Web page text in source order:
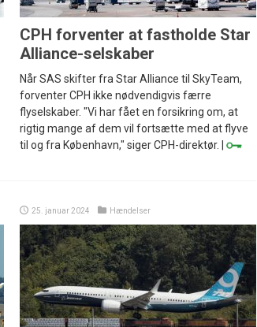
CPH forventer at fastholde Star
Alliance-selskaber
Når SAS skifter fra Star Alliance til SkyTeam,
forventer CPH ikke nødvendigvis færre
flyselskaber. "Vi har fået en forsikring om, at
rigtig mange af dem vil fortsætte med at flyve
til og fra København," siger CPH-direktør. |
25. januar 2024 Hændelser